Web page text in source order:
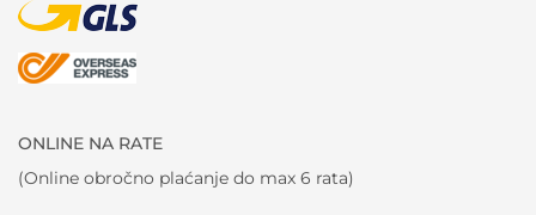
ONLINE NA RATE
(Online obročno plaćanje do max 6 rata)